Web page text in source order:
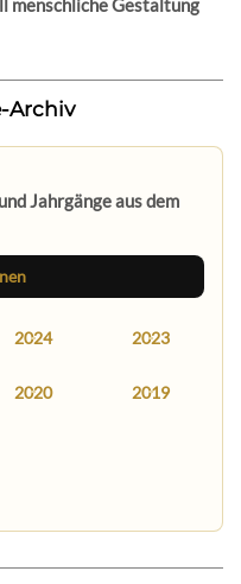
menschliche Gestaltung
Archiv
Jahrgänge aus dem
2024 2023
2020 2019